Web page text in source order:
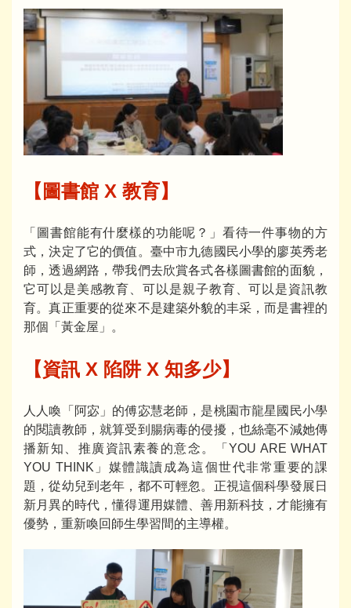
【圖書館 X 教育】
「圖書館能有什麼樣的功能呢？」看待一件事物的方
式，決定了它的價值。臺中市九德國民小學的廖英秀老
師，透過網路，帶我們去欣賞各式各樣圖書館的面貌，
它可以是美感教育、可以是親子教育、可以是資訊教
育。真正重要的從來不是建築外貌的丰采，而是書裡的
那個「黃金屋」。
【資訊 X 陷阱 X 知多少】
人人喚「阿宓」的傅宓慧老師，是桃園市龍星國民小學
的閱讀教師，就算受到腸病毒的侵擾，也絲毫不減她傳
播新知、推廣資訊素養的意念。「YOU ARE WHAT
YOU THINK」媒體識讀成為這個世代非常重要的課
題，從幼兒到老年，都不可輕忽。正視這個科學發展日
新月異的時代，懂得運用媒體、善用新科技，才能擁有
優勢，重新喚回師生學習間的主導權。